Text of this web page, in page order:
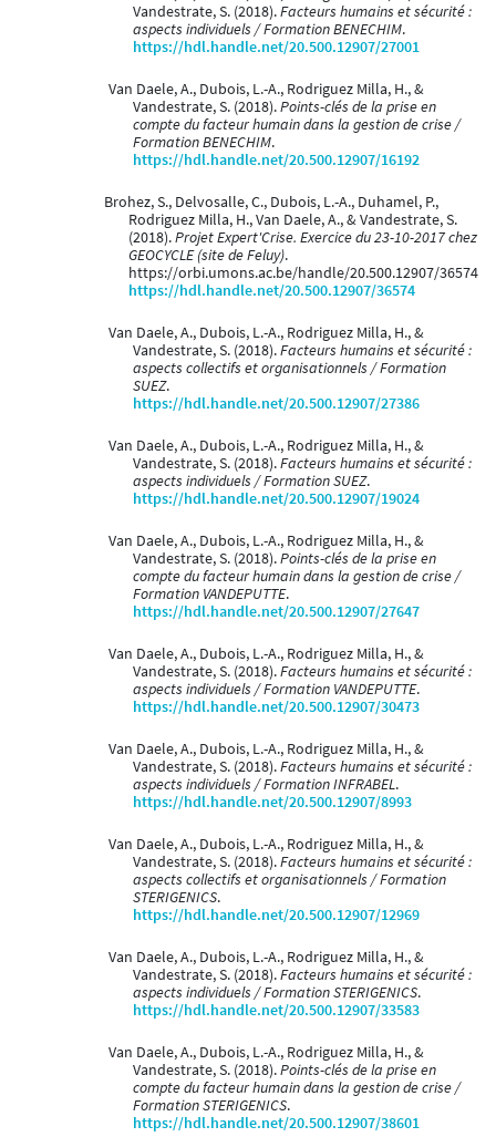
Vandestrate, S. (2018).Facteurs humains et sécurité :
aspects individuels / Formation BENECHIM.
https://hdl.handle.net/20.500.12907/27001
Van Daele, A., Dubois, L.-A., Rodriguez Milla, H., &
Vandestrate, S. (2018).Points-clés de la prise en
compte du facteur humain dans la gestion de crise /
Formation BENECHIM.
https://hdl.handle.net/20.500.12907/16192
Brohez, S., Delvosalle, C., Dubois, L.-A., Duhamel, P.,
Rodriguez Milla, H., Van Daele, A., & Vandestrate, S.
(2018).Projet Expert'Crise. Exercice du 23-10-2017 chez
GEOCYCLE (site de Feluy).
https://orbi.umons.ac.be/handle/20.500.12907/36574
https://hdl.handle.net/20.500.12907/36574
Van Daele, A., Dubois, L.-A., Rodriguez Milla, H., &
Vandestrate, S. (2018).Facteurs humains et sécurité :
aspects collectifs et organisationnels / Formation
SUEZ.
https://hdl.handle.net/20.500.12907/27386
Van Daele, A., Dubois, L.-A., Rodriguez Milla, H., &
Vandestrate, S. (2018).Facteurs humains et sécurité :
aspects individuels / Formation SUEZ.
https://hdl.handle.net/20.500.12907/19024
Van Daele, A., Dubois, L.-A., Rodriguez Milla, H., &
Vandestrate, S. (2018).Points-clés de la prise en
compte du facteur humain dans la gestion de crise /
Formation VANDEPUTTE.
https://hdl.handle.net/20.500.12907/27647
Van Daele, A., Dubois, L.-A., Rodriguez Milla, H., &
Vandestrate, S. (2018).Facteurs humains et sécurité :
aspects individuels / Formation VANDEPUTTE.
https://hdl.handle.net/20.500.12907/30473
Van Daele, A., Dubois, L.-A., Rodriguez Milla, H., &
Vandestrate, S. (2018).Facteurs humains et sécurité :
aspects individuels / Formation INFRABEL.
https://hdl.handle.net/20.500.12907/8993
Van Daele, A., Dubois, L.-A., Rodriguez Milla, H., &
Vandestrate, S. (2018).Facteurs humains et sécurité :
aspects collectifs et organisationnels / Formation
STERIGENICS.
https://hdl.handle.net/20.500.12907/12969
Van Daele, A., Dubois, L.-A., Rodriguez Milla, H., &
Vandestrate, S. (2018).Facteurs humains et sécurité :
aspects individuels / Formation STERIGENICS.
https://hdl.handle.net/20.500.12907/33583
Van Daele, A., Dubois, L.-A., Rodriguez Milla, H., &
Vandestrate, S. (2018).Points-clés de la prise en
compte du facteur humain dans la gestion de crise /
Formation STERIGENICS.
https://hdl.handle.net/20.500.12907/38601